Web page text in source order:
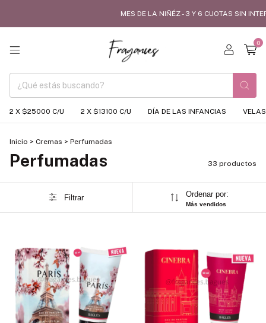
MES DE LA NIÑÉZ - 3 Y 6 CUOTAS SIN INTERÉS
0
2 X $25000 C/U 2 X $13100 C/U DÍA DE LAS INFANCIAS
Inicio > Cremas > Perfumadas
Perfumadas 33 productos
Filtrar Ordenar por:
Más vendidos